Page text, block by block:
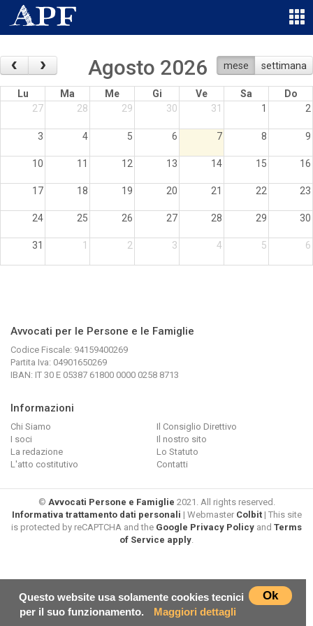
‹ › Agosto 2026 mese settimana
Lu Ma Me Gi Ve Sa
Do
27
28 29 30 31 1 2
3 4 5 6 7 8 9
10 11 12 13 14 15 16
17 18 19 20 21 22 23
24 25 26 27 28 29 30
31 1 2 3 4 5 6
Avvocati per le Persone e le Famiglie
Codice Fiscale: 94159400269
Partita Iva: 04901650269
IBAN: IT 30 E 05387 61800 0000 0258 8713
Informazioni
Chi Siamo
Il Consiglio Direttivo
I soci
Il nostro sito
La redazione
Lo Statuto
L'atto costitutivo
Contatti
© Avvocati Persone e Famiglie 2021. All rights reserved.
Informativa trattamento dati personali | Webmaster Colbit| This site
is protected by reCAPTCHA and the Google Privacy Policy and Terms
of Service apply.
Ok
Questo website usa solamente cookies tecnici
per il suo funzionamento.
Maggiori dettagli